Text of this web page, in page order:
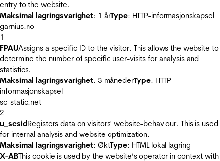
entry to the website.
Maksimal lagringsvarighet: 1 årType: HTTP-informasjonskapsel
garnius.no
1
FPAUAssigns a specific ID to the visitor. This allows the website to
determine the number of specific user-visits for analysis and
statistics.
Maksimal lagringsvarighet: 3 månederType: HTTP-
informasjonskapsel
sc-static.net
2
u_scsidRegisters data on visitors' website-behaviour. This is used
for internal analysis and website optimization.
Maksimal lagringsvarighet: ØktType: HTML lokal lagring
X-ABThis cookie is used by the website’s operator in context with